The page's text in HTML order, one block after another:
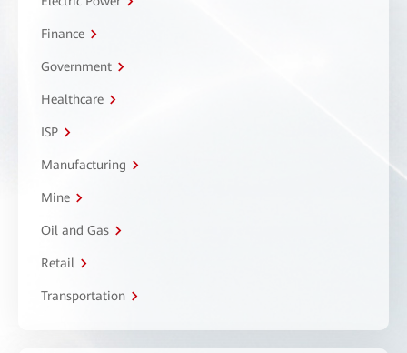
Finance
Government
Healthcare
ISP
Manufacturing
Mine
Oil and Gas
Retail
Transportation